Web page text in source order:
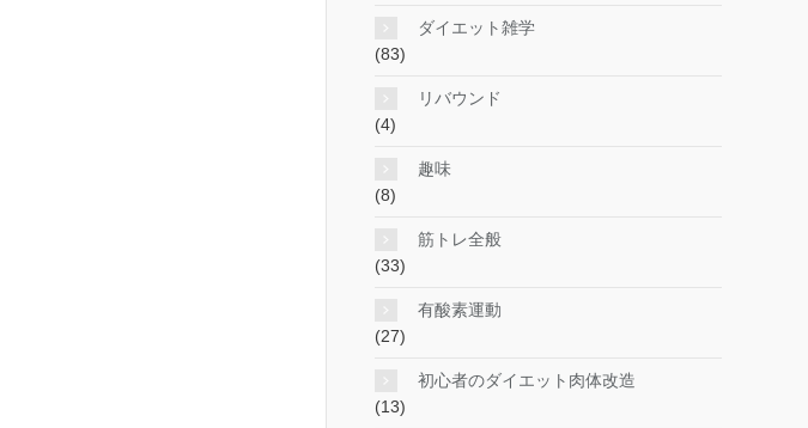
ダイエット雑学
(83)
リバウンド
(4)
趣味
(8)
筋トレ全般
(33)
有酸素運動
(27)
初心者のダイエット肉体改造
(13)